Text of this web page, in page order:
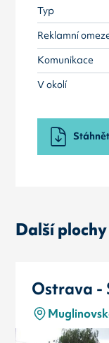
Typ
Reklamní
Komunikace
V okolí
Další
Ostrava -